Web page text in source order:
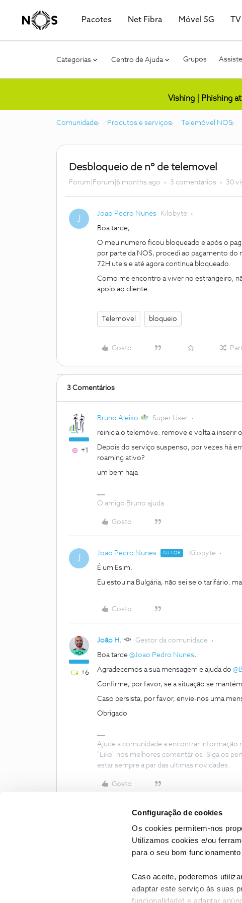
Configuração de cookies
Os cookies permitem-nos
Utilizamos cookies e/ou
para o seu bom
Caso aceite, poderemos
adaptar este serviço às suas
funcionalidade) e adaptar
Pacotes Net Fibra Móvel 5G TV
Categorias Centro de Ajuda Grupos
Vishing | Phishing
Comunidade Produtos e serviços Telemóvel NOS
Desbloqueio de nº de telemovel
Forum|Forum|6 months ago 3 comentários 30
J Joao Pedro Nunes Kilobyte
Boa tarde,
O meu numero ficou bloqueado e após o
por parte da NOS, procedi ao pagamento
72H uteis e até agora continua bloqueado.
Como me encontro a viver no estrangeiro,
apoio ao cliente.
Telemovel bloqueio
Gosto
3 Comentários
+1
Bruno Aleixo Super User
reinicia o telemóve. remove e volta a inserir
Depois do serviço suspenso, por vezes há
roaming ativo?
um bem haja
O amigo Bruno ajuda
Gosto
J Joao Pedro Nunes AUTOR Kilobyte
É um Esim.
Eu estou na Bulgária, não sei se o tarifário.
Gosto
+6
João H. Gestor da comunidade
Boa tarde ​ @Joao Pedro Nunes,
Agradecemos a sua mensagem e ajuda do ​
Confirme, por favor, se a situação se
Caso persista, por favor, envie-nos uma
Obrigado
Ajude a comunidade a encontrar informação
"Like" nos melhores comentários. Siga os
estar sempre a par das ultimas novidades.
Gosto